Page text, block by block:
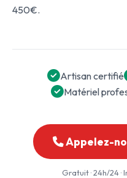
450€.
Artisan certifié
Matériel
Appelez-
Gratuit · 24h/24